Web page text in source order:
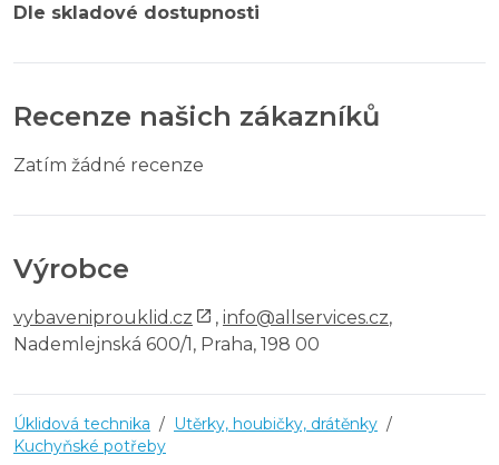
Dle skladové dostupnosti
Recenze našich zákazníků
Zatím žádné recenze
Výrobce
vybaveniprouklid.cz , info@allservices.cz,
Nademlejnská 600/1, Praha, 198 00
Úklidová technika / Utěrky, houbičky, drátěnky /
Kuchyňské potřeby